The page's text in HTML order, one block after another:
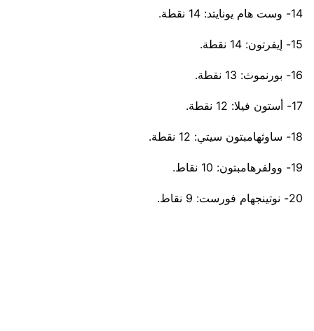
14- وست هام يونايتد: 14 نقطة.
15- إيفرتون: 14 نقطة.
16- بورنموث: 13 نقطة.
17- أستون فيلا: 12 نقطة.
18- ساوثهامبتون سيتي: 12 نقطة.
19- وولفرهامبتون: 10 نقاط.
20- نوتينجهام فورست: 9 نقاط.